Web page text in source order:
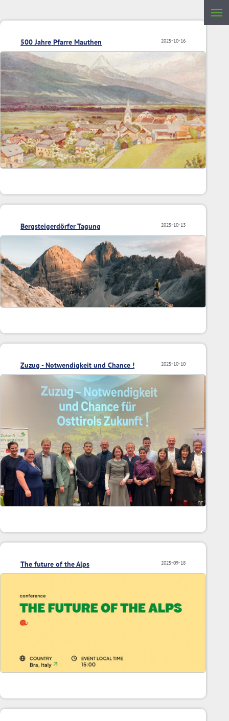
2025-10-16
500 Jahre Pfarre Mauthen
2025-10-13
Bergsteigerdörfer Tagung
2025-10-10
Zuzug - Notwendigkeit und Chance !
2025-09-18
The future of the Alps